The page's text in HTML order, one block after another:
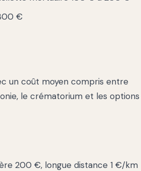
€
un coût moyen compris entre
le crématorium et les options
200 €, longue distance 1 €/km